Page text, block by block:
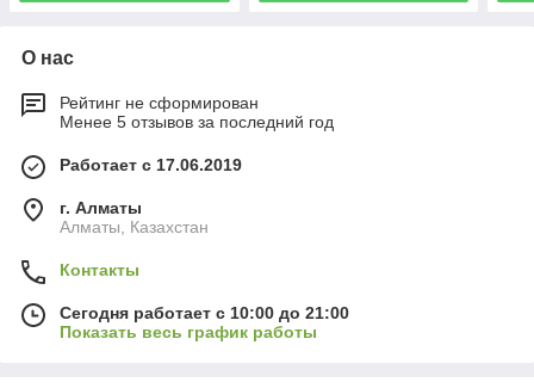
О нас
Рейтинг не сформирован
Менее 5 отзывов за последний год
Работает с 17.06.2019
г. Алматы
Алматы, Казахстан
Контакты
Сегодня работает с 10:00 до 21:00
Показать весь график работы